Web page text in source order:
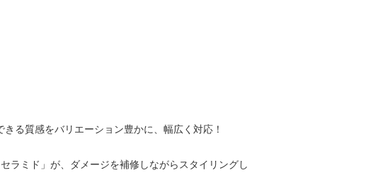
る質感をバリエーション豊かに、幅広く対応！
ラミド」が、ダメージを補修しながらスタイリングし